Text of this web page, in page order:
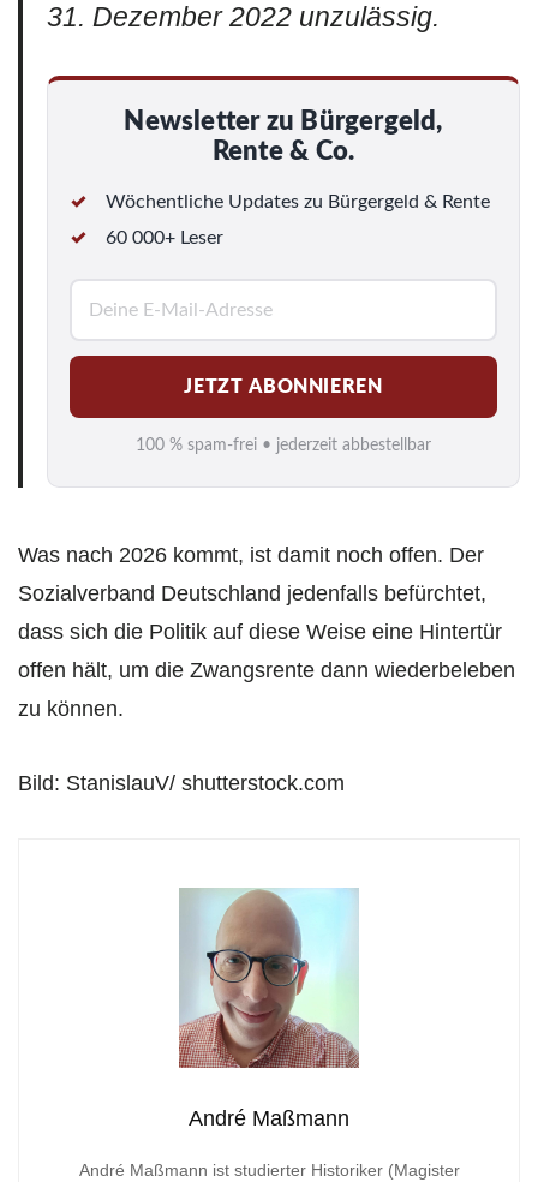
31. Dezember 2022 unzulässig.
Newsletter zu Bürgergeld,
Rente & Co.
Wöchentliche Updates zu Bürgergeld & Rente
60 000+ Leser
M
a
i
l
*
JETZT ABONNIEREN
100 % spam-frei • jederzeit abbestellbar
Was nach 2026 kommt, ist damit noch offen. Der
Sozialverband Deutschland jedenfalls befürchtet,
dass sich die Politik auf diese Weise eine Hintertür
offen hält, um die Zwangsrente dann wiederbeleben
zu können.
Bild: StanislauV/ shutterstock.com
André Maßmann
André Maßmann ist studierter Historiker (Magister